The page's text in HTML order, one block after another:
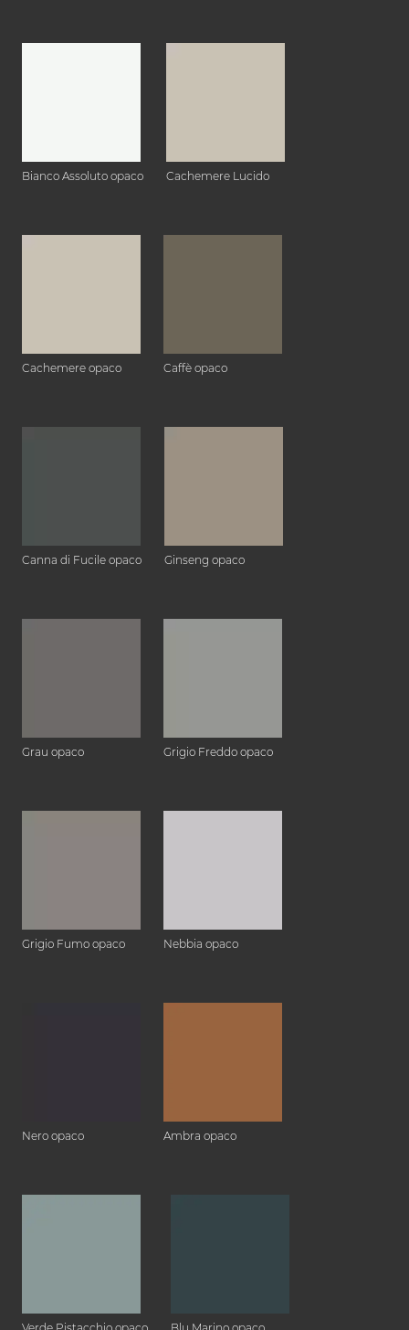
Bianco Assoluto opaco Cachemere Lucido
Cachemere opaco Caffè opaco
Canna di Fucile opaco Ginseng opaco
Grau opaco Grigio Freddo opaco
Grigio Fumo opaco Nebbia opaco
Nero opaco Ambra opaco